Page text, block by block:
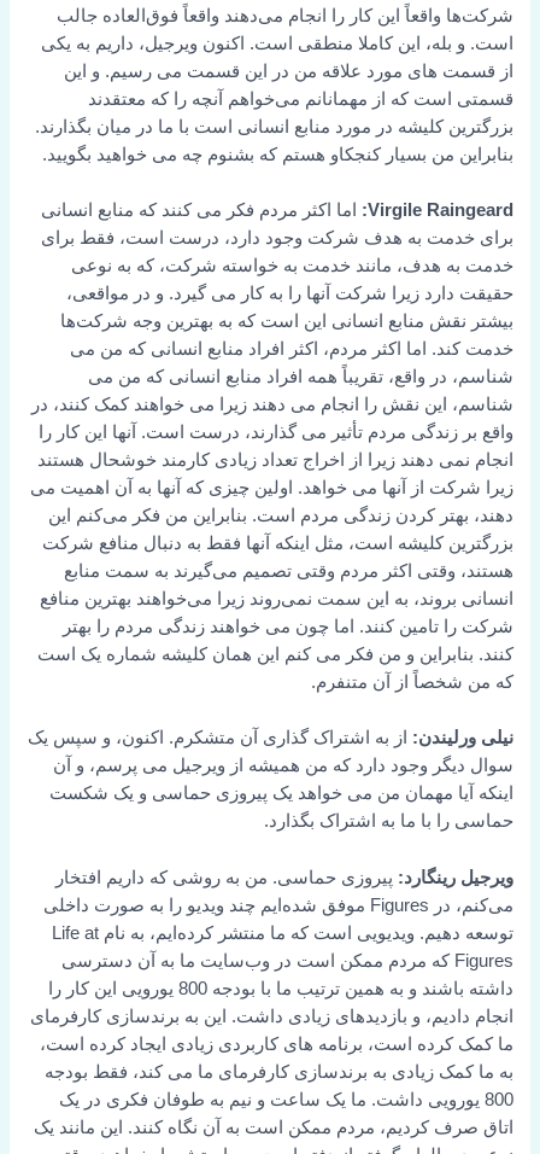
شرکت‌ها واقعاً این کار را انجام می‌دهند واقعاً فوق‌العاده جالب
است. و بله، این کاملا منطقی است. اکنون ویرجیل، داریم به یکی
از قسمت های مورد علاقه من در این قسمت می رسیم. و این
قسمتی است که از مهمانانم می‌خواهم آنچه را که معتقدند
بزرگترین کلیشه در مورد منابع انسانی است با ما در میان بگذارند.
بنابراین من بسیار کنجکاو هستم که بشنوم چه می خواهید بگویید.
Virgile Raingeard:
اما اکثر مردم فکر می کنند که منابع انسانی
برای خدمت به هدف شرکت وجود دارد، درست است، فقط برای
خدمت به هدف، مانند خدمت به خواسته شرکت، که به نوعی
حقیقت دارد زیرا شرکت آنها را به کار می گیرد. و در مواقعی،
بیشتر نقش منابع انسانی این است که به بهترین وجه شرکت‌ها
خدمت کند. اما اکثر مردم، اکثر افراد منابع انسانی که من می
شناسم، در واقع، تقریباً همه افراد منابع انسانی که من می
شناسم، این نقش را انجام می دهند زیرا می خواهند کمک کنند، در
واقع بر زندگی مردم تأثیر می گذارند، درست است. آنها این کار را
انجام نمی دهند زیرا از اخراج تعداد زیادی کارمند خوشحال هستند
زیرا شرکت از آنها می خواهد. اولین چیزی که آنها به آن اهمیت می
دهند، بهتر کردن زندگی مردم است. بنابراین من فکر می‌کنم این
بزرگترین کلیشه است، مثل اینکه آنها فقط به دنبال منافع شرکت
هستند، وقتی اکثر مردم وقتی تصمیم می‌گیرند به سمت منابع
انسانی بروند، به این سمت نمی‌روند زیرا می‌خواهند بهترین منافع
شرکت را تامین کنند. اما چون می خواهند زندگی مردم را بهتر
کنند. بنابراین و من فکر می کنم این همان کلیشه شماره یک است
که من شخصاً از آن متنفرم.
نیلی ورلیندن: از به اشتراک گذاری آن متشکرم. اکنون، و سپس یک
سوال دیگر وجود دارد که من همیشه از ویرجیل می پرسم، و آن
اینکه آیا مهمان من می خواهد یک پیروزی حماسی و یک شکست
حماسی را با ما به اشتراک بگذارد.
ویرجیل رینگارد: پیروزی حماسی. من به روشی که داریم افتخار
می‌کنم، در Figures موفق شده‌ایم چند ویدیو را به صورت داخلی
توسعه دهیم. ویدیویی است که ما منتشر کرده‌ایم، به نام Life at
Figures که مردم ممکن است در وب‌سایت ما به آن دسترسی
داشته باشند و به همین ترتیب ما با بودجه 800 یورویی این کار را
انجام دادیم، و بازدیدهای زیادی داشت. این به برندسازی کارفرمای
ما کمک کرده است، برنامه های کاربردی زیادی ایجاد کرده است،
به ما کمک زیادی به برندسازی کارفرمای ما می کند، فقط بودجه
800 یورویی داشت. ما یک ساعت و نیم به طوفان فکری در یک
اتاق صرف کردیم، مردم ممکن است به آن نگاه کنند. این مانند یک